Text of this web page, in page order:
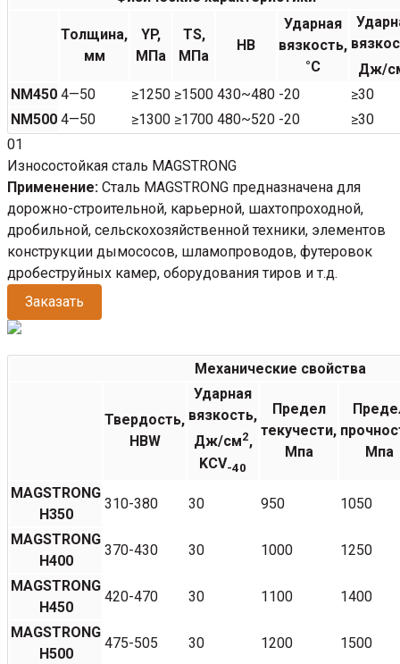
Толщина,
мм
YP,
МПа
TS,
МПа
HB
Ударная
вязкость,
°C
Дж/
NM450 4—50 ≥1250 ≥1500 430~480 -20
≥30
NM500 4—50 ≥1300 ≥1700 480~520 -20
≥30
01
Износостойкая сталь MAGSTRONG
Применение: Сталь MAGSTRONG предназначена для
дорожно-строительной, карьерной, шахтопроходной,
дробильной, сельскохозяйственной техники, элементов
конструкции дымососов, шламопроводов, футеровок
дробеструйных камер, оборудования тиров и т.д.
Заказать
Механические свойства
Твердость,
HBW
Ударная
вязкость,
Дж/см2,
KCV-40
Предел
текучести,
Мпа
Мпа
MAGSTRONG
H350
310-380 30 950 1050
MAGSTRONG
H400
370-430 30 1000 1250
MAGSTRONG
H450
420-470 30 1100 1400
MAGSTRONG
H500
475-505 30 1200 1500